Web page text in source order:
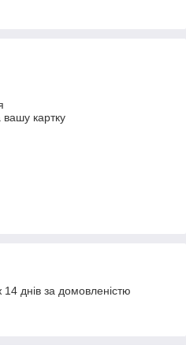
вашу картку
днів за домовленістю